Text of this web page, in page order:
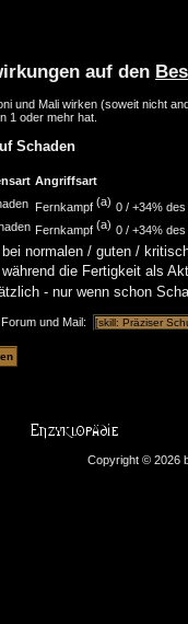
auf den
und Mali wirken (soweit nicht
1 oder mehr hat.
Schaden
Angriffsart
Fernkampf (a) 0 / +34%
Fernkampf (a) 0 / +34%
normalen / guten /
die Fertigkeit als
- nur wenn schon
und Mail:
Copyright © 2026